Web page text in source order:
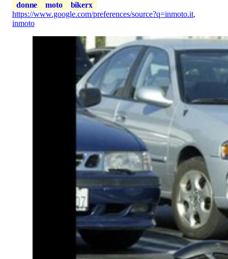
donne
moto
bikerx
https://www.google.com/preferences/source?q=inmoto.it,
inmoto